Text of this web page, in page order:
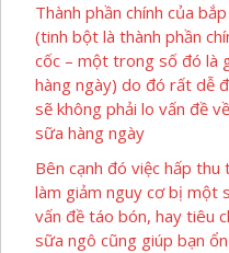
Thành phần chính của
(tinh bột là thành phần
cốc – một trong số đó là
hàng ngày) do đó rất dễ
sẽ không phải lo vấn đề
sữa hàng ngày
Bên cạnh đó việc hấp
làm giảm nguy cơ bị một
vấn đề táo bón, hay tiêu
sữa ngô cũng giúp bạn